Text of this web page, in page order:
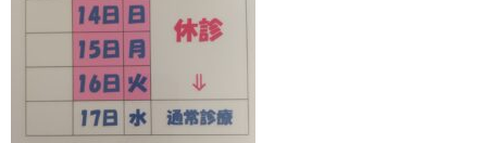
content/themes/